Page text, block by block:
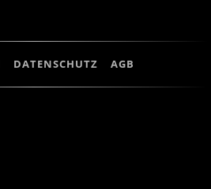
DATENSCHUTZ AGB